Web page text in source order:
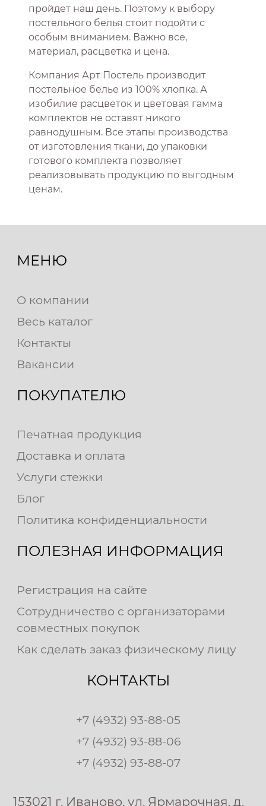
пройдет наш день. Поэтому к выбору
постельного белья стоит подойти с
особым вниманием. Важно все,
материал, расцветка и цена.
Компания Арт Постель производит
постельное белье из 100% хлопка. А
изобилие расцветок и цветовая гамма
комплектов не оставят никого
равнодушным. Все этапы производства
от изготовления ткани, до упаковки
готового комплекта позволяет
реализовывать продукцию по выгодным
ценам.
МЕНЮ
О компании
Весь каталог
Контакты
Вакансии
ПОКУПАТЕЛЮ
Печатная продукция
Доставка и оплата
Услуги стежки
Блог
Политика конфиденциальности
ПОЛЕЗНАЯ ИНФОРМАЦИЯ
Регистрация на сайте
Сотрудничество с организаторами
совместных покупок
Как сделать заказ физическому лицу
КОНТАКТЫ
+7 (4932) 93-88-05
+7 (4932) 93-88-06
+7 (4932) 93-88-07
153021 г. Иваново, ул. Ярмарочная, д.